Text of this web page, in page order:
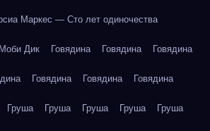
Маркес — Сто лет одиночества
Дик Говядина Говядина Говядина
Говядина Говядина Говядина
Груша Груша Груша Груша Груша